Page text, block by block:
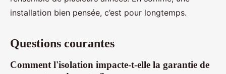
installation bien pensée, c’est pour longtemps.
Questions courantes
Comment l'isolation impacte-t-elle la garantie de